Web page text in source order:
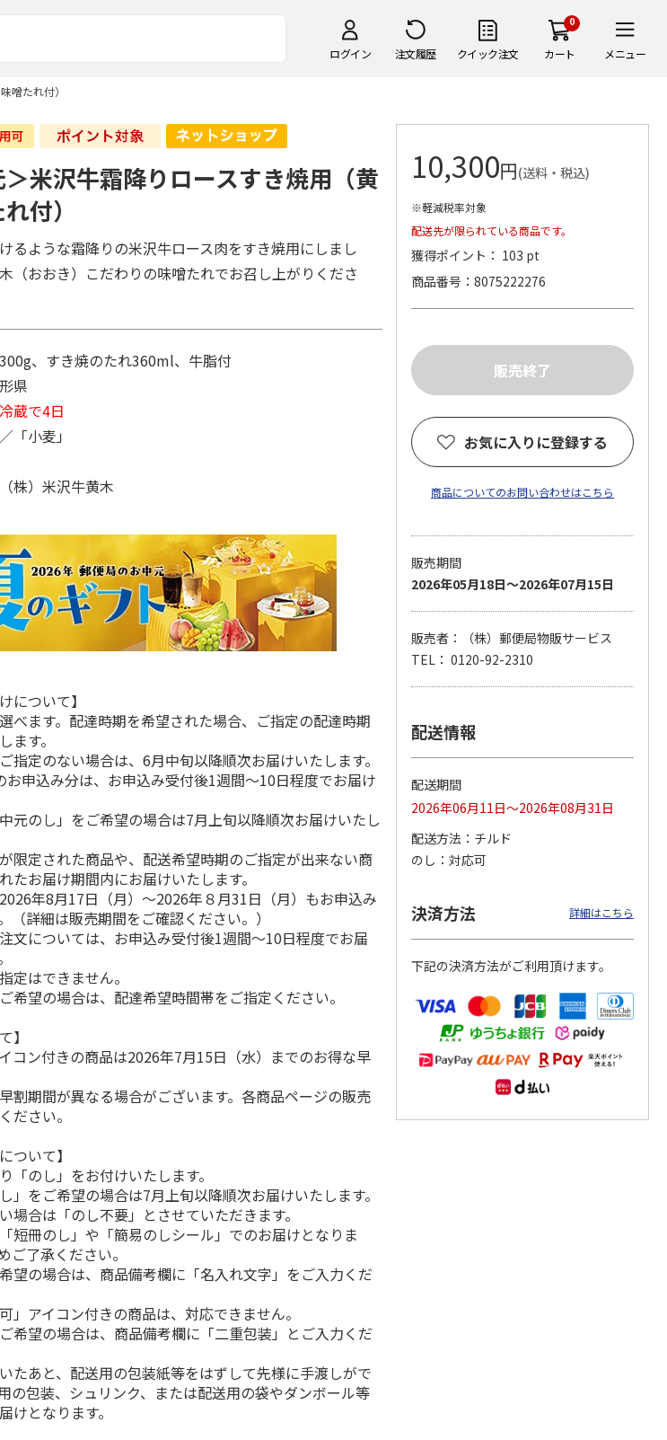
ログイン 注文履歴 クイック注文
0
カート メニュー
噌たれ付）
用＞【冷
けロースト
２０ｇ
込)
＜お中元＞【冷凍】
国産黒毛和牛 焼肉
食べ比べ
5,400円
＜お中元＞【冷凍】
鹿児島県産黒毛和
牛 カタ肉焼肉用
（６２０…
5.0（1）
5,800円
職人仕込牛たん（Ｋ
5,380円
ース
(送料・税込) (送料・税込)
＞米沢牛霜降りロースすき焼用（黄
付）
るような霜降りの米沢牛ロース肉をすき焼用にしまし
（おおき）こだわりの味噌たれでお召し上がりくださ
、すき焼のたれ360ml、牛脂付
県
冷蔵で4日
「小麦」
株）米沢牛黄木
について】
べます。配達時期を希望された場合、ご指定の配達時期
ます。
指定のない場合は、6月中旬以降順次お届けいたします。
お申込み分は、お申込み受付後1週間～10日程度でお届け
元のし」をご希望の場合は7月上旬以降順次お届けいたし
限定された商品や、配送希望時期のご指定が出来ない商
たお届け期間内にお届けいたします。
年8月17日（月）～2026年８月31日（月）もお申込み
（詳細は販売期間をご確認ください。）
文については、お申込み受付後1週間～10日程度でお届
定はできません。
希望の場合は、配達希望時間帯をご指定ください。
】
コン付きの商品は2026年7月15日（水）までのお得な早
割期間が異なる場合がございます。各商品ページの販売
ださい。
ついて】
「のし」をお付けいたします。
」をご希望の場合は7月上旬以降順次お届けいたします。
場合は「のし不要」とさせていただきます。
短冊のし」や「簡易のしシール」でのお届けとなりま
ご了承ください。
望の場合は、商品備考欄に「名入れ文字」をご入力くだ
」アイコン付きの商品は、対応できません。
希望の場合は、商品備考欄に「二重包装」とご入力くだ
たあと、配送用の包装紙等をはずして先様に手渡しがで
の包装、シュリンク、または配送用の袋やダンボール等
けとなります。
10,300円(送料・税込)
※軽減税率対象
配送先が限られている商品です。
獲得ポイント： 103 pt
商品番号
8075222276
お気に入りに登録する
商品についてのお問い合わせはこちら
販売期間
2026年05月18日～2026年07月15日
販売者：（株）郵便局物販サービス
TEL： 0120-92-2310
配送情報
配送期間
2026年06月11日～2026年08月31日
配送方法
チルド
のし
対応可
決済方法 詳細はこちら
下記の決済方法がご利用頂けます。